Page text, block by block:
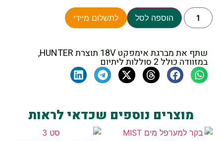
הוספה לסל לתשלום מיידי
שתף את מברגת אימפקט 18V תוצרת HUNTER,
במזוודה כולל 2 סוללות ליתיום
מוצרים נוספים שכדאי לראות